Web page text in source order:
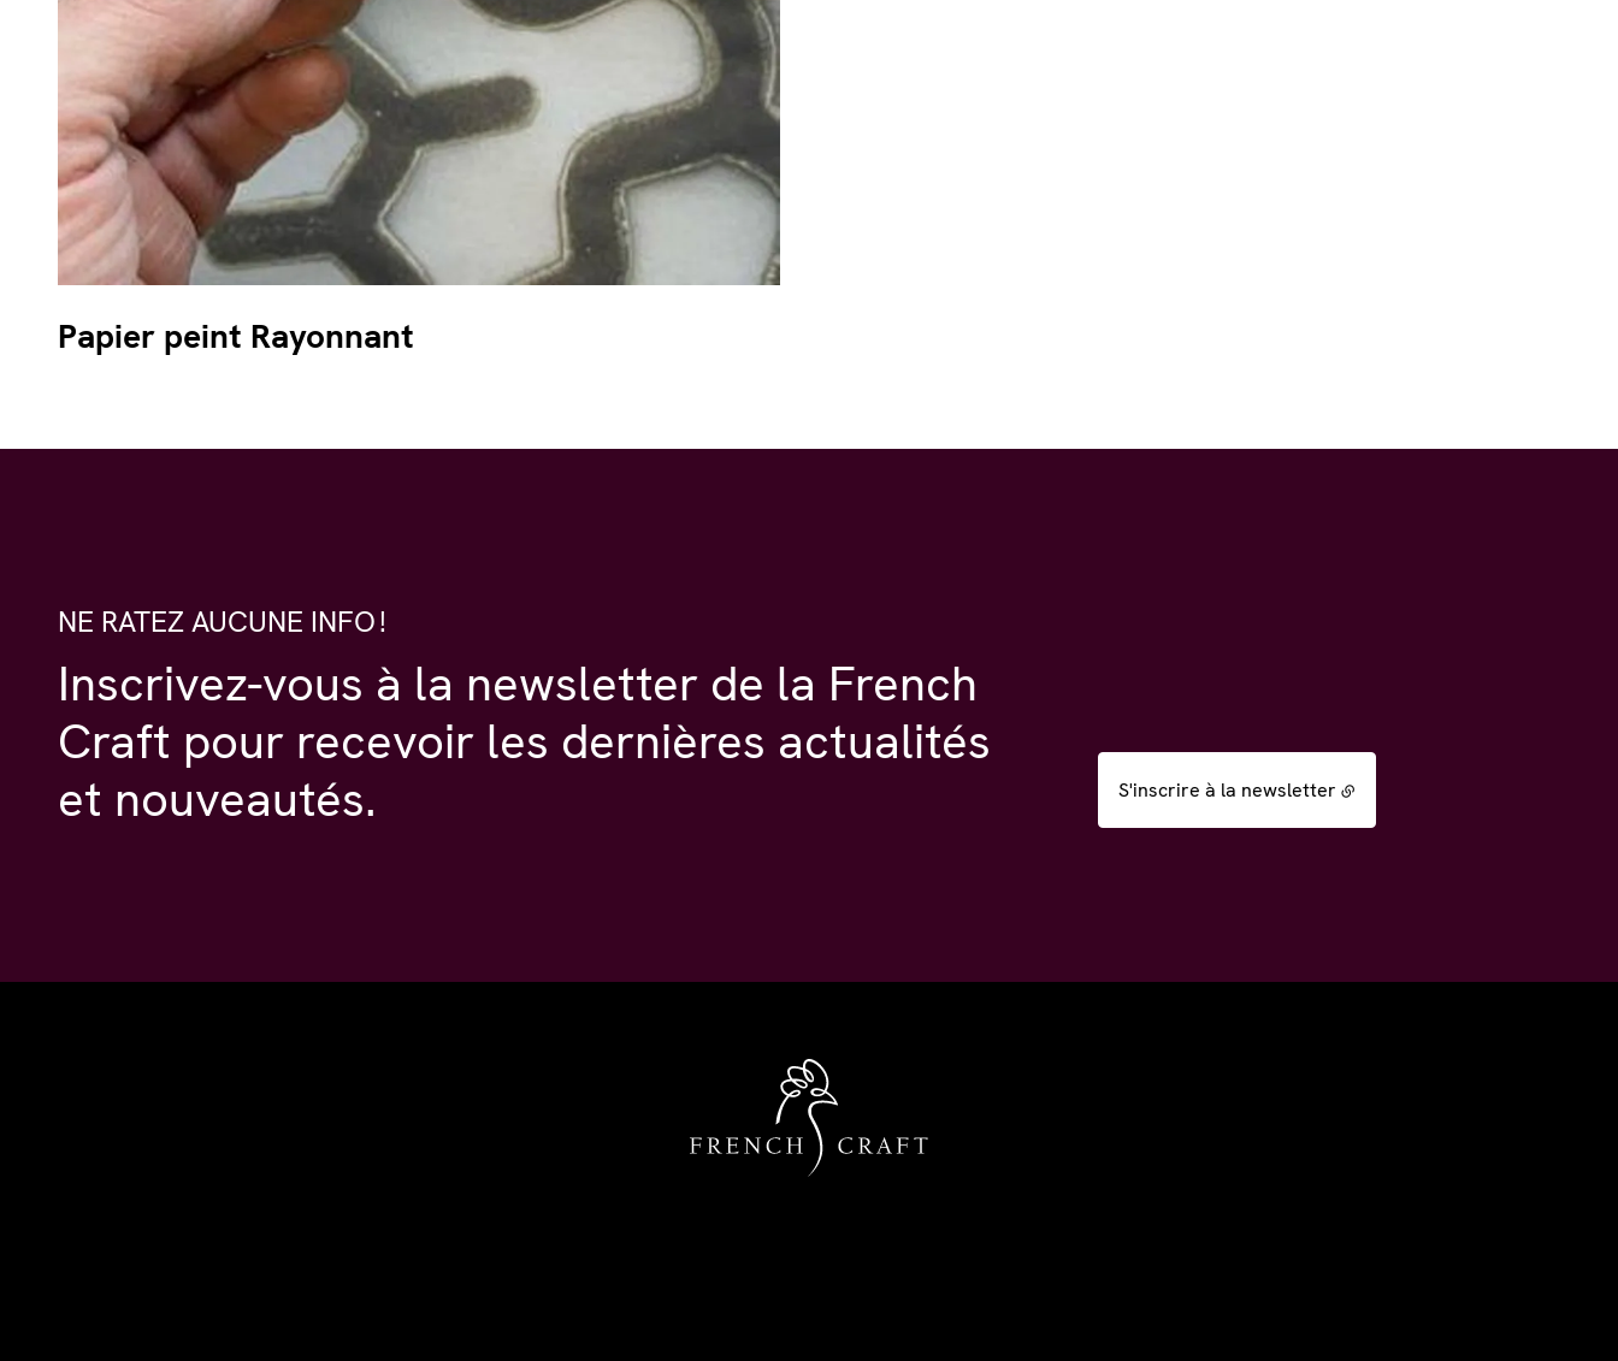
Papier peint Rayonnant
NE RATEZ AUCUNE INFO !
Inscrivez-vous à la newsletter de la French
Craft pour recevoir les dernières actualités
et nouveautés.
S'inscrire à la newsletter